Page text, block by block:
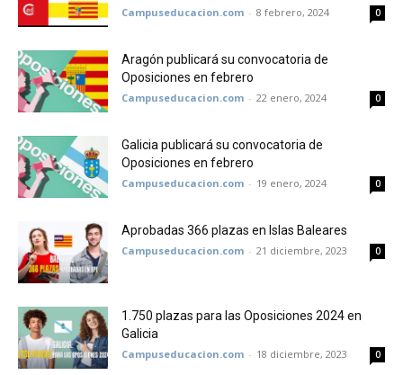
Campuseducacion.com - 8 febrero, 2024 0
Aragón publicará su convocatoria de
Oposiciones en febrero
Campuseducacion.com - 22 enero, 2024 0
Galicia publicará su convocatoria de
Oposiciones en febrero
Campuseducacion.com - 19 enero, 2024 0
Aprobadas 366 plazas en Islas Baleares
Campuseducacion.com - 21 diciembre, 2023 0
1.750 plazas para las Oposiciones 2024 en
Galicia
Campuseducacion.com - 18 diciembre, 2023 0